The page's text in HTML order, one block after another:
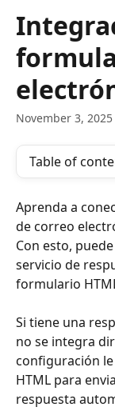
November 3, 2025
Table of
Aprenda a
de correo
Con esto,
servicio de
formulario
Si tiene una
no se integra
configuración
HTML para
respuesta